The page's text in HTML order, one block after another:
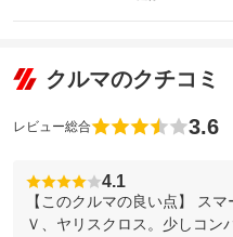
クルマのクチコミ
レビュー総合 3.6
4.1
【このクルマの良い点】 ス
Ｖ、ヤリスクロス。少しコン